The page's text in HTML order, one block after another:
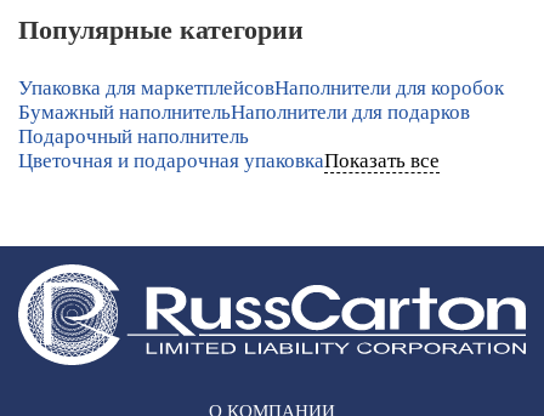
Популярные категории
Упаковка для маркетплейсовНаполнители для коробок
Бумажный наполнительНаполнители для подарков
Подарочный наполнитель
Цветочная и подарочная упаковкаПоказать все
О КОМПАНИИ